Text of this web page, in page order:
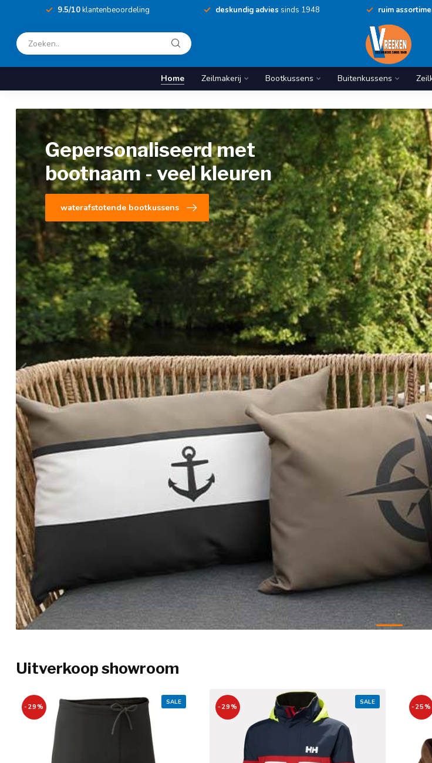
9.5/10klantenbeoordeling deskundig advies sinds 1948 ruim
Home Zeilmakerij Bootkussens Buitenkussens
Gepersonaliseerd met
bootnaam - veel kleuren
waterafstotende bootkussens
Uitverkoop showroom
SALE
-29%
SALE
-29% -25%